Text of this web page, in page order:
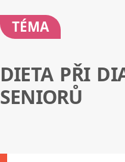
TÉMA
DIETA PŘI
SENIORŮ